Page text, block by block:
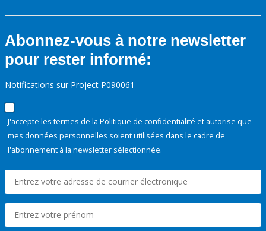
Abonnez-vous à notre newsletter
pour rester informé:
Notifications sur Project P090061
J'accepte les termes de la Politique de confidentialité et autorise que
mes données personnelles soient utilisées dans le cadre de
l'abonnement à la newsletter sélectionnée.